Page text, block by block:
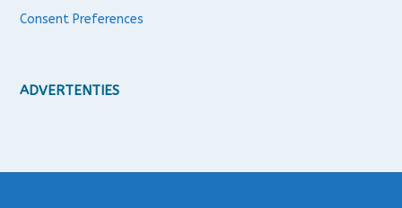
Consent Preferences
ADVERTENTIES